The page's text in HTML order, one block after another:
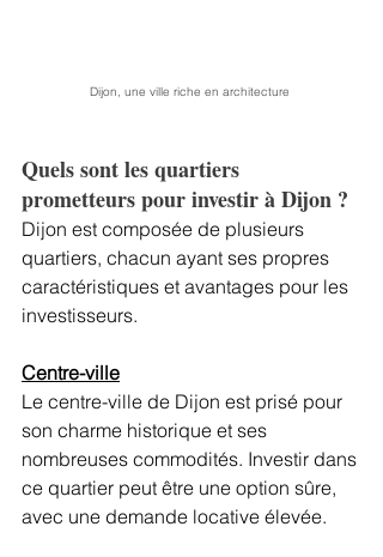
Dijon, une ville riche en architecture
Quels sont les quartiers
prometteurs pour investir à Dijon ?
Dijon est composée de plusieurs
quartiers, chacun ayant ses propres
caractéristiques et avantages pour les
investisseurs.
Centre-ville
Le centre-ville de Dijon est prisé pour
son charme historique et ses
nombreuses commodités. Investir dans
ce quartier peut être une option sûre,
avec une demande locative élevée.